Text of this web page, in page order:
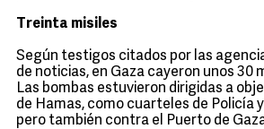
Treinta misiles
Según testigos citados por las
de noticias, en Gaza cayeron unos 30
Las bombas estuvieron dirigidas a
de Hamas, como cuarteles de Policía
pero también contra el Puerto de